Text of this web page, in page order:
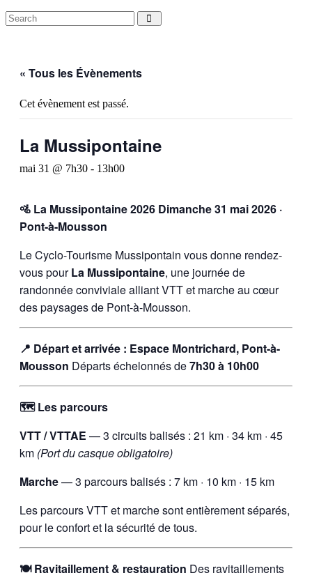
Search
« Tous les Évènements
Cet évènement est passé.
La Mussipontaine
mai 31 @ 7h30 - 13h00
🚵 La Mussipontaine 2026 Dimanche 31 mai 2026 ·
Pont-à-Mousson
Le Cyclo-Tourisme Mussipontain vous donne rendez-
vous pourLa Mussipontaine, une journée de
randonnée conviviale alliant VTT et marche au cœur
des paysages de Pont-à-Mousson.
📍 Départ et arrivée : Espace Montrichard, Pont-à-
Mousson Départs échelonnés de7h30 à 10h00
🗺 Les parcours
VTT / VTTAE — 3 circuits balisés : 21 km · 34 km · 45
km (Port du casque obligatoire)
Marche— 3 parcours balisés : 7 km · 10 km · 15 km
Les parcours VTT et marche sont entièrement séparés,
pour le confort et la sécurité de tous.
🍽 Ravitaillement & restauration Des ravitaillements